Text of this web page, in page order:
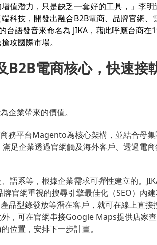
值潛力，只是缺乏一套好的工具，」李
科技，開發出融合B2B電商、品牌官網、
語發音來命名為 JIKA，藉此呼應台商在
攻國際市場。
電商核心，快速接
企業帶來的價值。
務平台Magento為核心架構，並結合母
足企業透過官網觸及海外客戶、透過電
語系等，根據企業需求可彈性建立的。
官網重視的搜尋引擎最佳化（SEO）內
品型錄發放等潛在客戶，就可在線上直接
，可在官網串接Google Maps提供店家
位置，安排下一步計畫。